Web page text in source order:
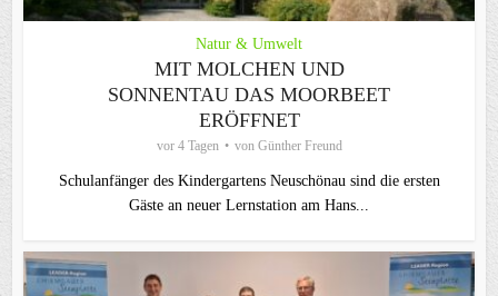
Natur & Umwelt
MIT MOLCHEN UND
SONNENTAU DAS MOORBEET
ERÖFFNET
vor 4 Tagen von Günther Freund
Schulanfänger des Kindergartens Neuschönau sind die ersten
Gäste an neuer Lernstation am Hans...